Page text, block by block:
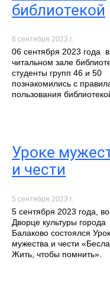
библиотекой
6 сентября 2023 г.
06 сентября 2023 года в
читальном зале
студенты групп 46 и 50
познакомились с
пользования
Уроке
и чести
5 сентября 2023 г.
5 сентября 2023 года, во
Дворце культуры города
Балаково состоялся Урок
мужества и чести
Жить, чтобы помнить».